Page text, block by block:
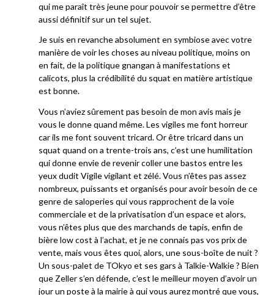
qui me paraît très jeune pour pouvoir se permettre d’être
aussi définitif sur un tel sujet.
Je suis en revanche absolument en symbiose avec votre
manière de voir les choses au niveau politique, moins on
en fait, de la politique gnangan à manifestations et
calicots, plus la crédibilité du squat en matière artistique
est bonne.
Vous n’aviez sûrement pas besoin de mon avis mais je
vous le donne quand même. Les vigiles me font horreur
car ils me font souvent tricard. Or être tricard dans un
squat quand on a trente-trois ans, c’est une humilitation
qui donne envie de revenir coller une bastos entre les
yeux dudit Vigile vigilant et zélé. Vous n’êtes pas assez
nombreux, puissants et organisés pour avoir besoin de ce
genre de saloperies qui vous rapprochent de la voie
commerciale et de la privatisation d’un espace et alors,
vous n’êtes plus que des marchands de tapis, enfin de
bière low cost à l’achat, et je ne connais pas vos prix de
vente, mais vous êtes quoi, alors, une sous-boîte de nuit ?
Un sous-palet de TOkyo et ses gars à Talkie-Walkie ? Bien
que Zeller s’en défende, c’est le meilleur moyen d’avoir un
jour un poste à la mairie à qui vous aurez montré que vous,